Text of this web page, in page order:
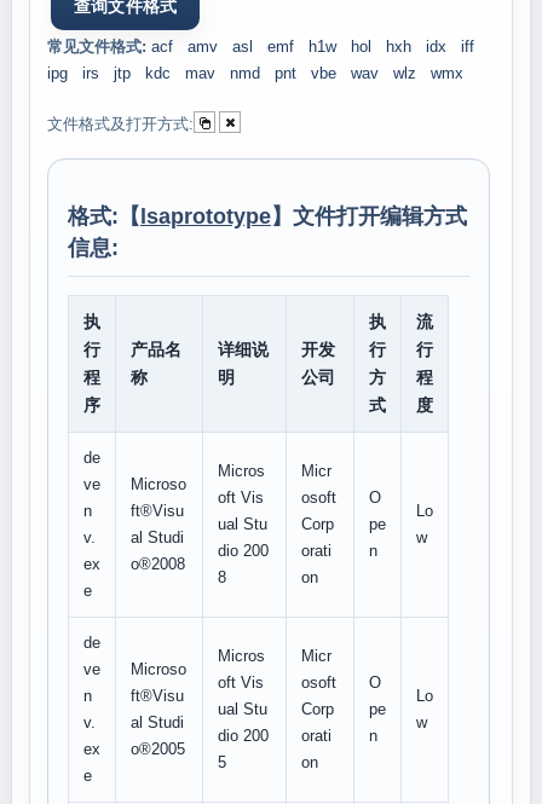
常见文件格式: acf amv asl emf h1w hol hxh idx
iff
ipg
irs jtp kdc mav nmd pnt vbe wav wlz wmx
文件格式及打开方式:
格式:【 lsaprototype】文件打开编辑方式
信息:
执
行
程
序
产品名
称
详细说
明
开发
公司
执
行
方
式
流
行
程
度
de
ve
n
v.
ex
e
Microso
ft®Visu
al Studi
o®2008
Micros
oft Vis
ual Stu
dio 200
8
Micr
osoft
Corp
orati
on
O
pe
n
Lo
w
de
ve
n
v.
ex
e
Microso
ft®Visu
al Studi
o®2005
Micros
oft Vis
ual Stu
dio 200
5
Micr
osoft
Corp
orati
on
O
pe
n
Lo
w